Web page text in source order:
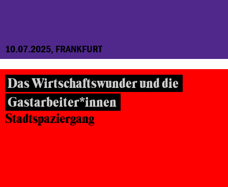
10.07.2025, FRANKFURT
Das Wirtschaftswunder und die
Gastarbeiter*innen
Stadtspaziergang